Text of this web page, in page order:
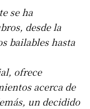
se ha
desde la
bailables hasta
ofrece
acerca de
un decidido